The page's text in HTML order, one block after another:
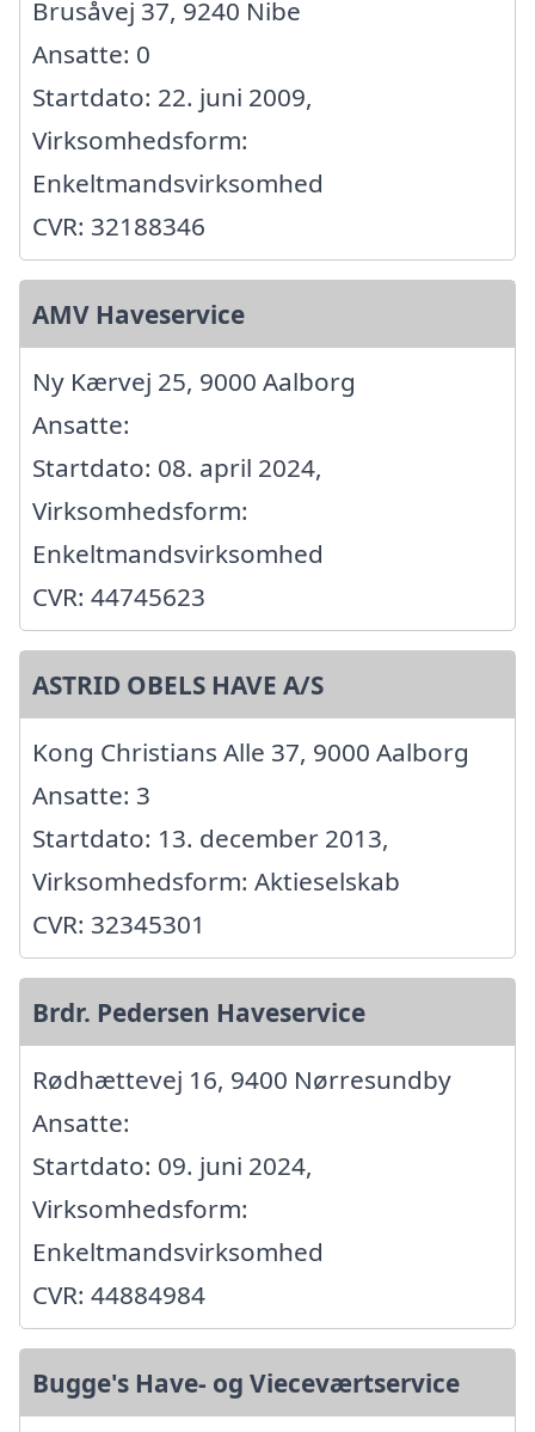
Brusåvej 37, 9240 Nibe
Ansatte: 0
Startdato: 22. juni 2009,
Virksomhedsform:
Enkeltmandsvirksomhed
CVR: 32188346
AMV Haveservice
Ny Kærvej 25, 9000 Aalborg
Ansatte:
Startdato: 08. april 2024,
Virksomhedsform:
Enkeltmandsvirksomhed
CVR: 44745623
ASTRID OBELS HAVE A/S
Kong Christians Alle 37, 9000 Aalborg
Ansatte: 3
Startdato: 13. december 2013,
Virksomhedsform: Aktieselskab
CVR: 32345301
Brdr. Pedersen Haveservice
Rødhættevej 16, 9400 Nørresundby
Ansatte:
Startdato: 09. juni 2024,
Virksomhedsform:
Enkeltmandsvirksomhed
CVR: 44884984
Bugge's Have- og Vieceværtservice